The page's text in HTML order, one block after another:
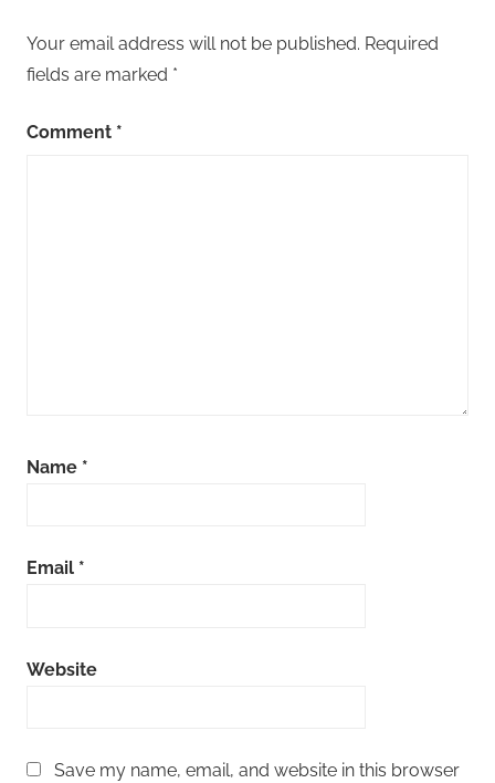
Your email address will not be published. Required
fields are marked *
Comment *
Name *
Email *
Website
Save my name, email, and website in this browser